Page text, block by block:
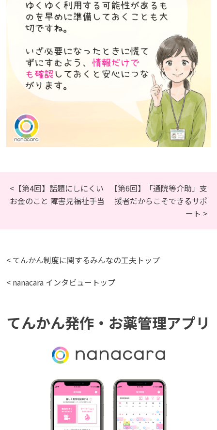
<【第4回】話題にしにくい
お金のこと 障害児福祉手当
【第6回】「通院等介助」支
援者だからこそできるサポ
ート >
< てんかん制度に関するみんなの工夫トップ
< nanacara インタビュートップ
てんかん発作・お薬管理アプリ